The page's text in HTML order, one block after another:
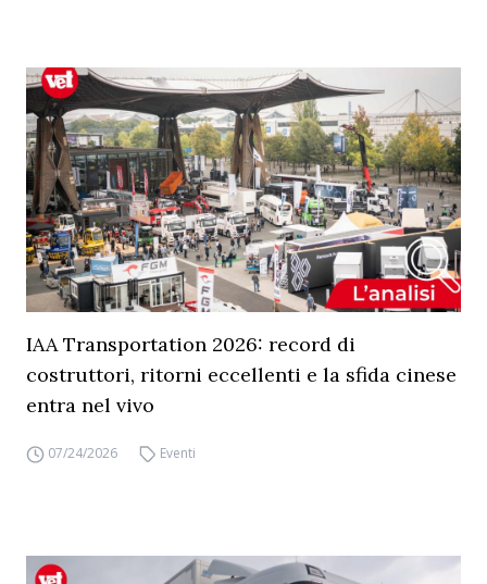
IAA Transportation 2026: record di
costruttori, ritorni eccellenti e la sfida cinese
entra nel vivo
07/24/2026 Eventi